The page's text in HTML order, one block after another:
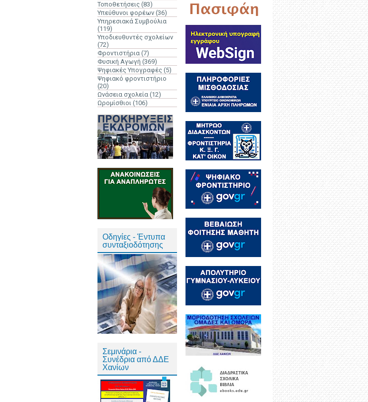
Τοποθετήσεις (83)
Υπεύθυνοι φορέων (36)
Υπηρεσιακά Συμβούλια
(119)
Υποδιευθυντές σχολείων
(72)
Φροντιστήρια (7)
Φυσική Αγωγή (369)
Ψηφιακές Υπογραφές (5)
Ψηφιακό φροντιστήριο
(20)
Ωνάσεια σχολεία (12)
Ωρομίσθιοι (106)
Οδηγίες - Έντυπα
συνταξιοδότησης
Σεμινάρια -
Συνέδρια από ΔΔΕ
Χανίων